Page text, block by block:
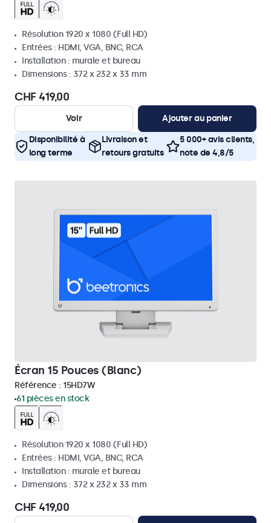
Résolution 1920 x 1080 (Full HD)
Entrées : HDMI, VGA, BNC, RCA
Installation : murale et bureau
Dimensions : 372 x 232 x 33 mm
CHF 419,00
Voir Ajouter au panier
Disponibilité à
long terme
Livraison et
retours gratuits
5 000+ avis clients,
note de 4,8/5
Écran 15 Pouces (Blanc)
Référence : 15HD7W
61 pièces en stock
Résolution 1920 x 1080 (Full HD)
Entrées : HDMI, VGA, BNC, RCA
Installation : murale et bureau
Dimensions : 372 x 232 x 33 mm
CHF 419,00